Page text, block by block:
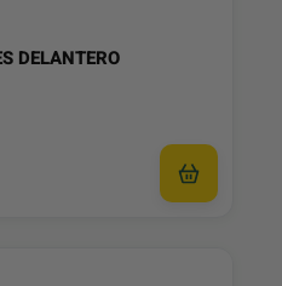
DELANTERO